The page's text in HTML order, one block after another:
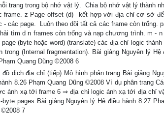
trang trong bộ nhớ vật lý.  Chia bộ nhớ vật lý
frame. z Page offset (d) –kết hợp với địa chỉ cơ sở
- các page.  Luôn theo dõi tất cả các frame còn
tìm d n frames còn trống và nạp chương trình. m -
page (byte hoặc word) (translate) các địa chỉ logic
trong (Internal fragmentation). Bài giảng Nguyên lý
Quang Dũng ©2008 6
đồ dịch địa chỉ (tiếp) Mô hình phân trang Bài giảng
8.26 Phạm Quang Dũng ©2008 Ví dụ phân trang
ánh xạ tới frame 6 ⇒ địa chỉ logic ánh xạ tới địa chỉ
byte pages Bài giảng Nguyên lý Hệ điều hành 8.27
©2008 7